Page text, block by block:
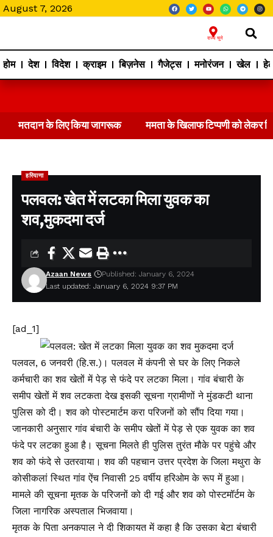
August 7, 2026
राज्य चुने
होम देश विदेश क्राइम बिज़नेस गैजेट्स मनोरंजन खेल
मतदान के लिए किया जागरूक ममता के खिलाफ टिप्पणी को लेकर
हरियाणा
पलवल: खेत में लटका मिला युवक का
शव,मुकदमा दर्ज
Last updated: January 6, 2024 9:37 PM
Azaan News Published: January 6, 2024
[ad_1]
पलवल, 6 जनवरी (हि.स.)। पलवल में कंपनी से घर के लिए निकले
कर्मचारी का शव खेतों में पेड़ से फंदे पर लटका मिला। गांव बंचारी के
समीप खेतों में शव लटकता देख इसकी सूचना ग्रामीणों ने मुंडकटी थाना
पुलिस को दी। शव को पोस्टमार्टम करा परिजनों को सौंप दिया गया।
जानकारी अनुसार गांव बंचारी के समीप खेतों में पेड़ से एक युवक का शव
फंदे पर लटका हुआ है। सूचना मिलते ही पुलिस तुरंत मौके पर पहुंचे और
शव को फंदे से उतरवाया। शव की पहचान उत्तर प्रदेश के जिला मथुरा के
कोसीकलां स्थित गांव ऐंच निवासी 25 वर्षीय हरिओम के रूप में हुआ।
मामले की सूचना मृतक के परिजनों को दी गई और शव को पोस्टमॉर्टम के
जिला नागरिक अस्पताल भिजवाया।
मृतक के पिता अनकपाल ने दी शिकायत में कहा है कि उसका बेटा बंचारी